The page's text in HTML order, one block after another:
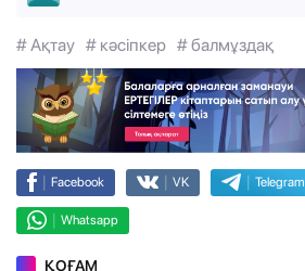
# Ақтау # кәсіпкер # балмұздақ
| Facebook | VK | Telegram
| Whatsapp
ҚОҒАМ